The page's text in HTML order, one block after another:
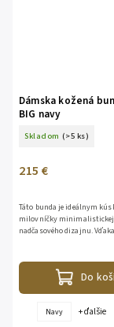
Dámska kožená
BIG navy
Skladom (>5 ks)
215 €
Do
Táto bunda je ideálnym
milovníčky minimalistickej
nadčasového dizajnu.
Navy + ďalšie